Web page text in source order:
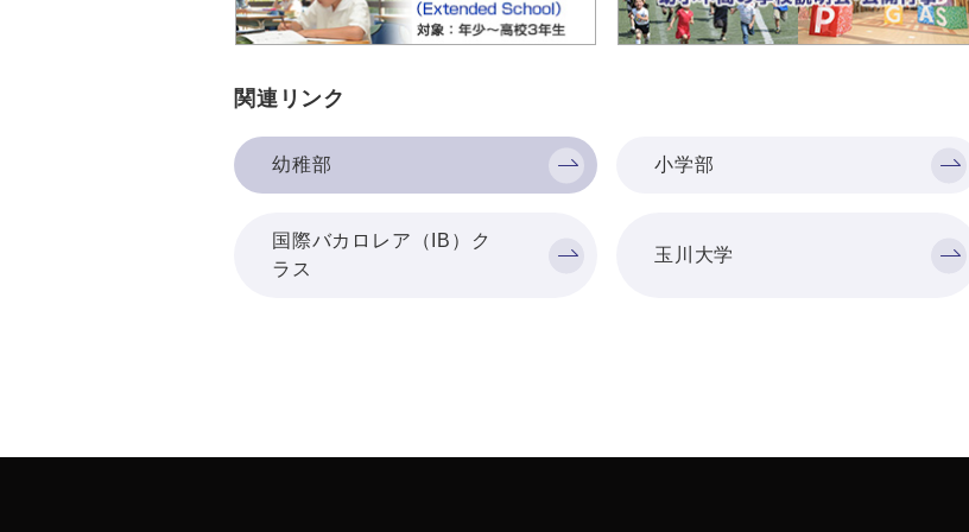
関連リンク
幼稚部 小学部
国際バカロレア（IB）ク
ラス
玉川大学